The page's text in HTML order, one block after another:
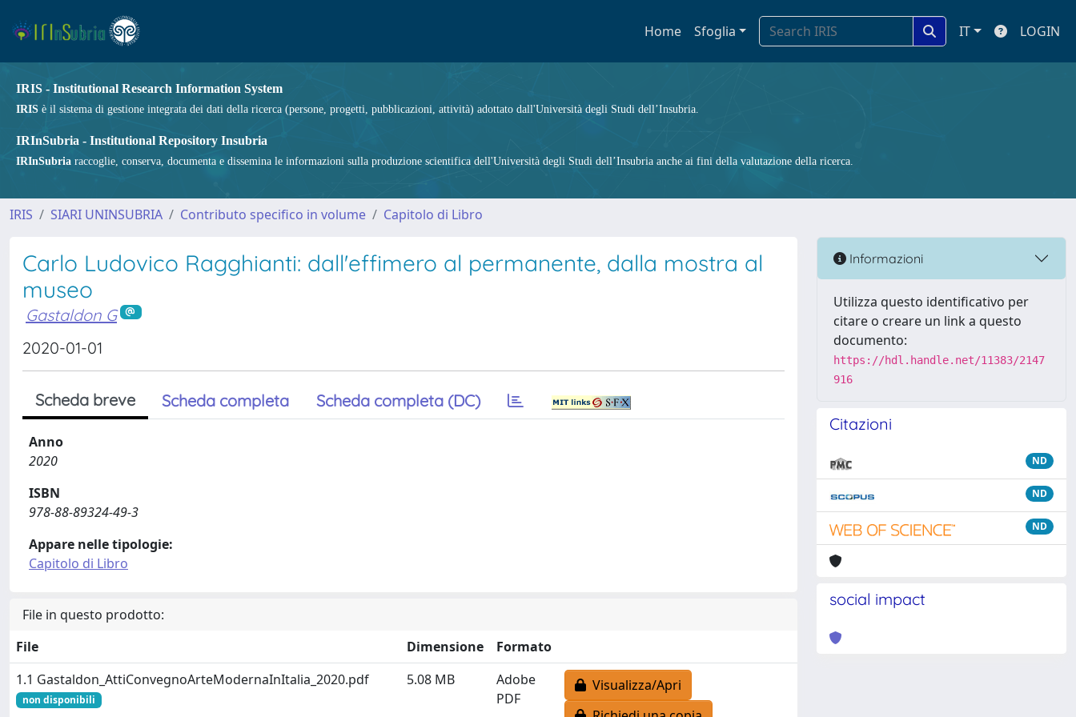
Home Sfoglia IT LOGIN
IRIS - Institutional Research Information System
IRIS è il sistema di gestione integrata dei dati della ricerca (persone, progetti, pubblicazioni, attività) adottato dall'Università degli Studi dell’Insubria.
IRInSubria - Institutional Repository Insubria
IRInSubria raccoglie, conserva, documenta e dissemina le informazioni sulla produzione scientifica dell'Università degli Studi dell’Insubria anche ai fini della valutazione della ricerca.
IRIS SIARI UNINSUBRIA Contributo specifico in volume Capitolo di Libro
Carlo Ludovico Ragghianti: dall'effimero al permanente, dalla mostra al
museo
Gastaldon G
2020-01-01
Scheda breve Scheda completa Scheda completa (DC)
Anno
2020
ISBN
978-88-89324-49-3
Appare nelle tipologie:
Capitolo di Libro
File in questo prodotto:
File
Dimensione
Formato
1.1 Gastaldon_AttiConvegnoArteModernaInItalia_2020.pdf
non disponibili
5.08 MB
Adobe
PDF
Visualizza/Apri
Informazioni
Utilizza questo identificativo per
citare o creare un link a questo
documento:
https://hdl.handle.net/11383/2147
916
Citazioni
ND
ND
ND
social impact